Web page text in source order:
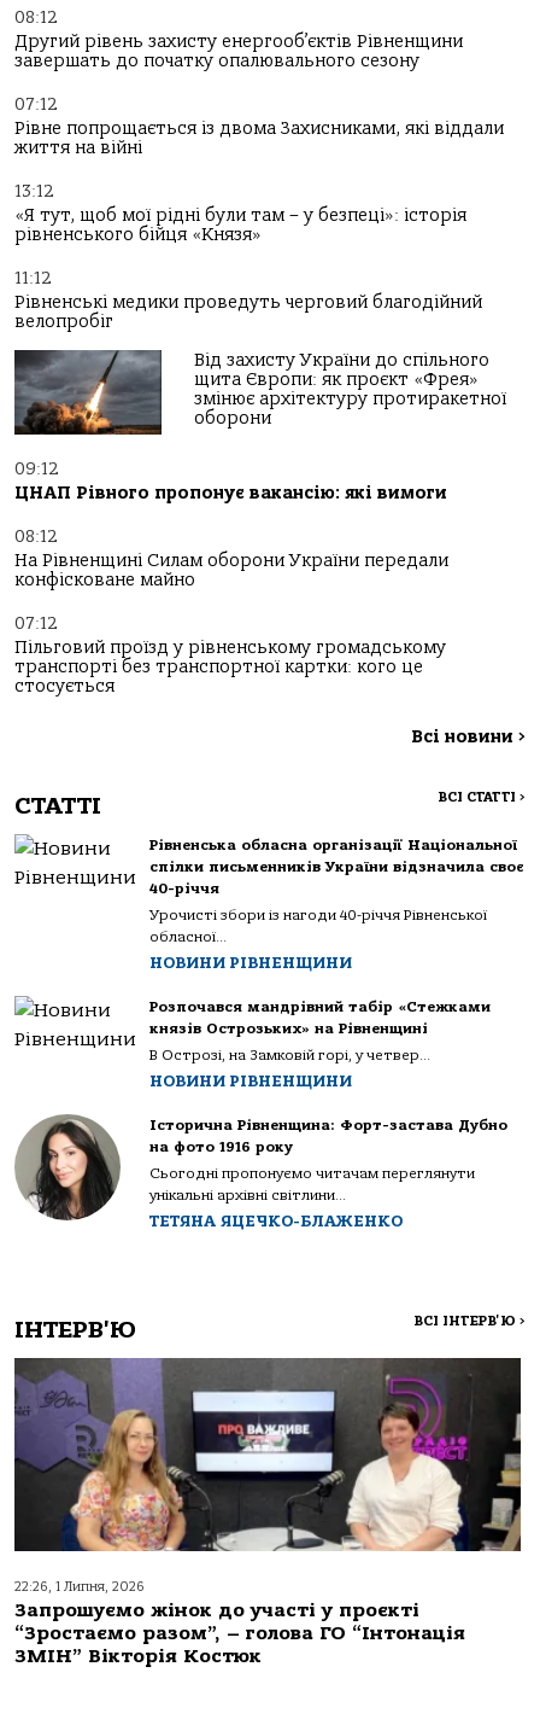
08:12
Другий рівень захисту енергооб’єктів Рівненщини
завершать до початку опалювального сезону
07:12
Рівне попрощається із двома Захисниками, які віддали
життя на війні
13:12
«Я тут, щоб мої рідні були там – у безпеці»: історія
рівненського бійця «Князя»
11:12
Рівненські медики проведуть черговий благодійний
велопробіг
Від захисту України до спільного
щита Європи: як проєкт «Фрея»
змінює архітектуру протиракетної
оборони
09:12
ЦНАП Рівного пропонує вакансію: які вимоги
08:12
На Рівненщині Силам оборони України передали
конфісковане майно
07:12
Пільговий проїзд у рівненському громадському
транспорті без транспортної картки: кого це
стосується
Всі новини >
СТАТТІ ВСІ СТАТТІ >
Рівненська обласна організації Національної
спілки письменників України відзначила своє
40-річчя
Урочисті збори із нагоди 40-річчя Рівненської
обласної...
НОВИНИ РІВНЕНЩИНИ
Розпочався мандрівний табір «Стежками
князів Острозьких» на Рівненщині
В Острозі, на Замковій горі, у четвер...
НОВИНИ РІВНЕНЩИНИ
Історична Рівненщина: Форт-застава Дубно
на фото 1916 року
Сьогодні пропонуємо читачам переглянути
унікальні архівні світлини...
ТЕТЯНА ЯЦЕЧКО-БЛАЖЕНКО
ІНТЕРВ'Ю ВСІ ІНТЕРВ'Ю >
22:26, 1 Липня, 2026
Запрошуємо жінок до участі у проєкті
“Зростаємо разом”, – голова ГО “Інтонація
ЗМІН” Вікторія Костюк